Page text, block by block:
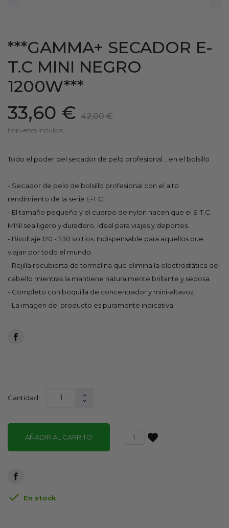
***GAMMA+ SECADOR E-
T.C MINI NEGRO
1200W***
33,60 € 42,00 €
Impuestos incluidos
Todo el poder del secador de pelo profesional... en el bolsillo
- Secador de pelo de bolsillo profesional con el alto
rendimiento de la serie E-T.C.
- El tamaño pequeño y el cuerpo de nylon hacen que el E-T.C.
MINI sea ligero y duradero, ideal para viajes y deportes.
- Bivoltaje 120 - 230 voltios. Indispensable para aquellos que
viajan por todo el mundo.
- Rejilla recubierta de tormalina que elimina la electrostática del
cabello mientras la mantiene naturalmente brillante y sedosa.
- Completo con boquilla de concentrador y mini-altavoz
- La imagen del producto es puramente indicativa
Cantidad
AÑADIR AL CARRITO favorite
1
 En stock